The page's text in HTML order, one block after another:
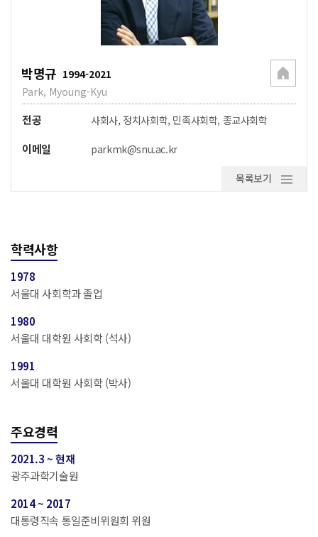
박명규 1994-2021
Park, Myoung-Kyu
전공 사회사, 정치사회학, 민족사회학, 종교사회학
이메일 parkmk@snu.ac.kr
목록보기
학력사항
1978
서울대 사회학과 졸업
1980
서울대 대학원 사회학 (석사)
1991
서울대 대학원 사회학 (박사)
주요경력
2021.3 ~ 현재
광주과학기술원
2014 ~ 2017
대통령직속 통일준비위원회 위원